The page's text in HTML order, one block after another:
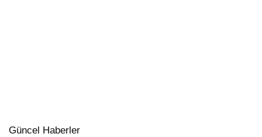
Güncel Haberler